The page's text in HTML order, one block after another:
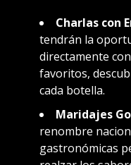
Charlas con
tendrán la
directamente
favoritos,
cada botella.
Maridajes
renombre
gastronómicas